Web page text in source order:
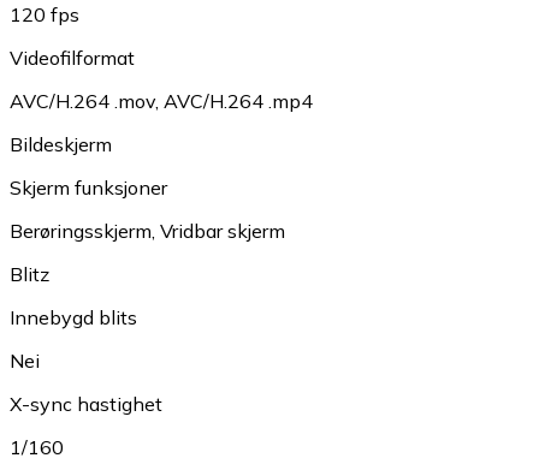
120 fps
Videofilformat
AVC/H.264 .mov, AVC/H.264 .mp4
Bildeskjerm
Skjerm funksjoner
Berøringsskjerm Vridbar skjerm
Blitz
Innebygd blits
Nei
X-sync hastighet
1/160